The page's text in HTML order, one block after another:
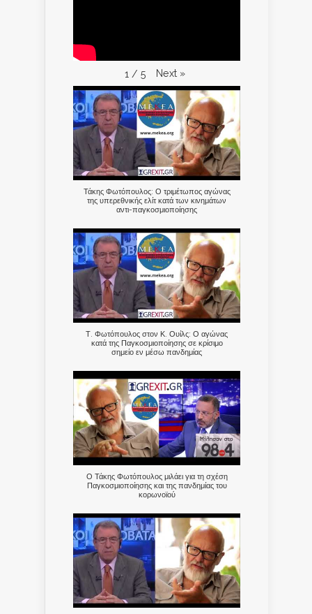
1 / 5 Next »
Τάκης Φωτόπουλος: Ο τριμέτωπος αγώνας
της υπερεθνικής ελίτ κατά των κινημάτων
αντι-παγκοσμιοποίησης
Τ. Φωτόπουλος στον Κ. Ουίλς: Ο αγώνας
κατά της Παγκοσμιοποίησης σε κρίσιμο
σημείο εν μέσω πανδημίας
Ο Τάκης Φωτόπουλος μιλάει για τη σχέση
Παγκοσμιοποίησης και της πανδημίας του
κορωνοϊού